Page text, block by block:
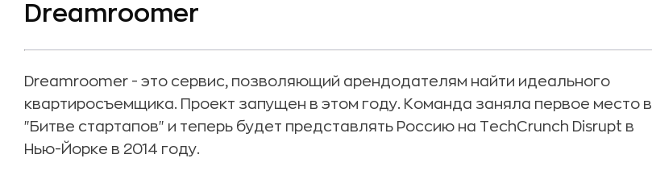
Dreamroomer
Dreamroomer - это сервис, позволяющий арендодателям найти идеального
квартиросъемщика. Проект запущен в этом году. Команда заняла первое место в
"Битве стартапов" и теперь будет представлять Россию на TechCrunch Disrupt в
Нью-Йорке в 2014 году.